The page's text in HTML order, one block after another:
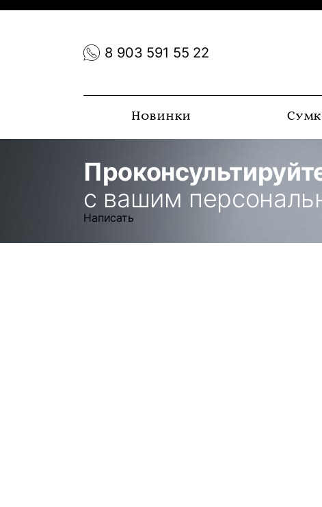
8 903 591 55 22
Новинки
с вашим
Написать